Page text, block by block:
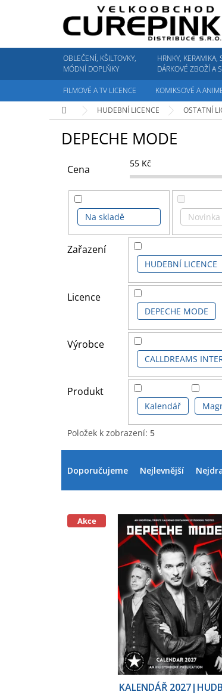
OBLEČENÍ, KŠILTOVKY,
MÓDNÍ DOPLŇKY
HRNKY, KERAMIKA,
DÁRKOVÉ ZBOŽÍ A
FILMOVÉ A TV LICENCE KOMIKSOVÉ A
Domů
HUDEBNÍ LICENCE OSTATNÍ
DEPECHE MODE
Cena 55 Kč
Na skladě Novinka
Zařazení
HUDEBNÍ LICENCE
Licence
DEPECHE MODE
Výrobce
CALLDREAMS
Produkt
Kalendář
Položek k zobrazení: 5
V
i
p
Ř
e
Doporučujeme Nejlevnější
Akce
KALENDÁŘ